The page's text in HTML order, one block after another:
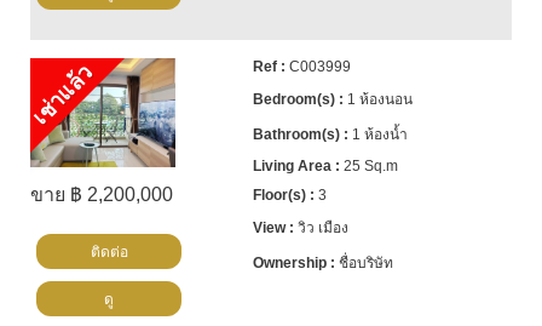
เช่าแล้ว
ขาย ฿ 2,200,000
C003999
1 ห้องนอน
1 ห้องน้ำ
25 Sq.m
3
วิว เมือง
ชื่อบริษัท
ติดต่อ
ดู